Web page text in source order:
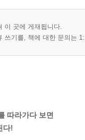
이 곳에 게재됩니다.
쓰기를, 책에 대한 문의는
따라가다 보면
다!